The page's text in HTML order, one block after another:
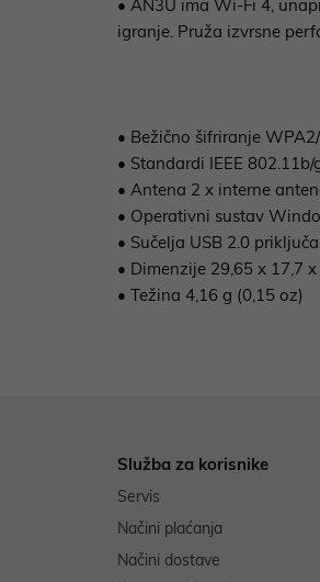
• AN3U ima Wi-Fi 4,
igranje. Pruža izvrsne
• Bežično šifriranje
• Standardi IEEE 802.11b/
• Antena 2 x interne
• Operativni sustav
• Sučelja USB 2.0
• Dimenzije 29,65 x 17,7
• Težina 4,16 g (0,15 oz)
Služba za korisnike
Servis
Načini plaćanja
Načini dostave